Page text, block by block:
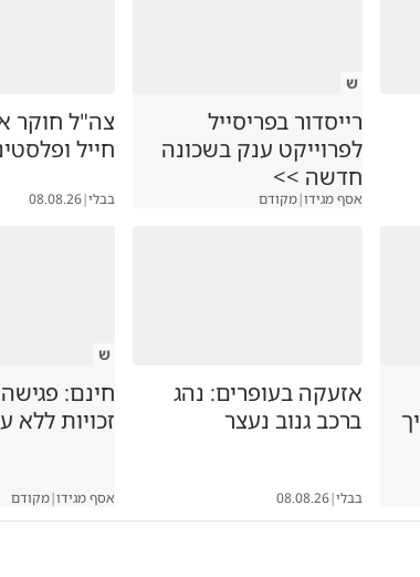
ש
רייסדור בפריסייל
לפרוייקט ענק בשכונה
חדשה >>
אסף מגידו|מקודם
צה"ל חוקר
חייל
בבלי|
08.08.26
אזעקה בעופרים: נהג
ברכב גנוב נעצר
בבלי|
08.08.26
ש
חינם:
זכויות ללא
אסף מגידו|מקודם